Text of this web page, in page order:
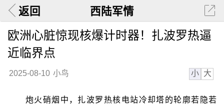
返回 西陆军情
欧洲心脏惊现核爆计时器！扎波罗热逼
近临界点
2025-08-10 小鸟 小 大
炮火硝烟中，扎波罗热核电站冷却塔的轮廓若隐若